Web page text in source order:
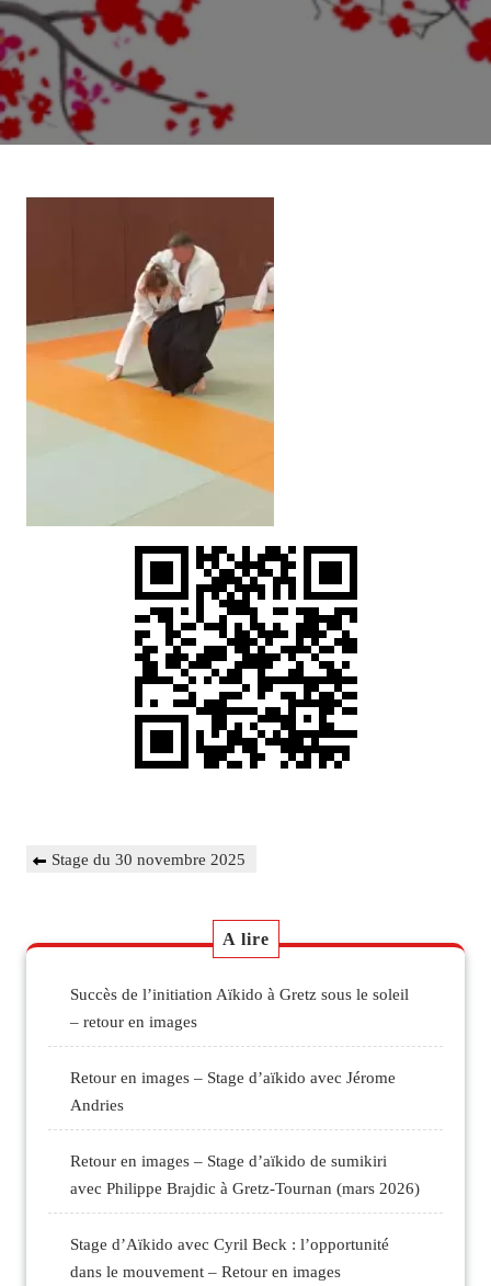
de
Previous
Stage du 30 novembre 2025
A lire
Succès de l’initiation Aïkido à Gretz sous le soleil
– retour en images
Retour en images – Stage d’aïkido avec Jérome
Andries
Retour en images – Stage d’aïkido de sumikiri
avec Philippe Brajdic à Gretz-Tournan (mars 2026)
Stage d’Aïkido avec Cyril Beck : l’opportunité
dans le mouvement – Retour en images